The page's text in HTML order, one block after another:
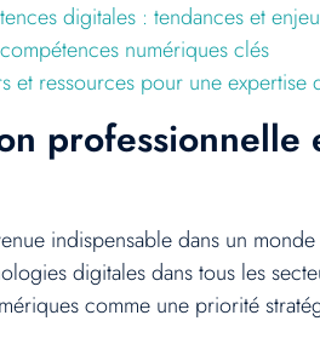
digitales : tendances et
numériques clés
ressources pour une expertise
indispensable dans un
digitales dans tous les
comme une priorité